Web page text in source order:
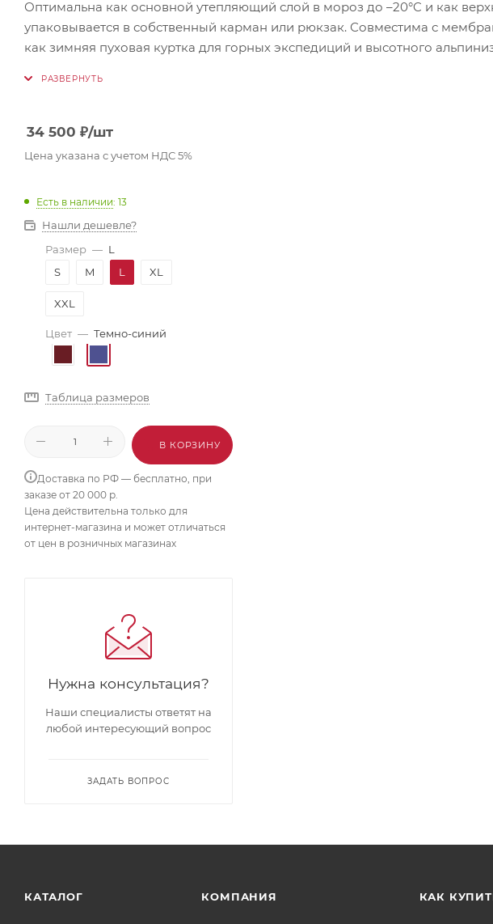
Оптимальна как основной утепляющий слой в мороз до –20°C и как
упаковывается в собственный карман или рюкзак. Совместима с
как зимняя пуховая куртка для горных экспедиций и высотного
34 500 ₽/шт
Цена указана с учетом НДС 5%
Есть в наличии: 13
Нашли дешевле?
Размер — L
S
M L XL
XXL
Цвет — Темно-синий
Таблица размеров
В КОРЗИНУ
Доставка по РФ — бесплатно, при
заказе от 20 000 р.
Цена действительна только для
интернет-магазина и может отличаться
от цен в розничных магазинах
Нужна консультация?
Наши специалисты ответят на
любой интересующий вопрос
ЗАДАТЬ ВОПРОС
КАТАЛОГ КОМПАНИЯ КАК